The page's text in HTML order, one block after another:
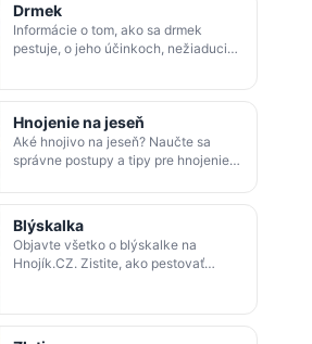
Drmek
Informácie o tom, ako sa drmek
pestuje, o jeho účinkoch, nežiaducich
Hnojenie na jeseň
Aké hnojivo na jeseň? Naučte sa
správne postupy a tipy pre hnojenie
Blýskalka
Objavte všetko o blýskalke na
Hnojík.CZ. Zistite, ako pestovať